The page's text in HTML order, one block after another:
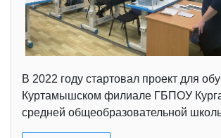
В 2022 году стартовал проект для
Куртамышском филиале ГБПОУ
средней общеобразовательной